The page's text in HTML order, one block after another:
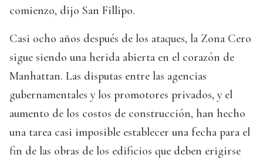
comienzo, dijo San Fillipo.
Casi ocho años después de los ataques, la Zona Cero
sigue siendo una herida abierta en el corazón de
Manhattan. Las disputas entre las agencias
gubernamentales y los promotores privados, y el
aumento de los costos de construcción, han hecho
una tarea casi imposible establecer una fecha para el
fin de las obras de los edificios que deben erigirse